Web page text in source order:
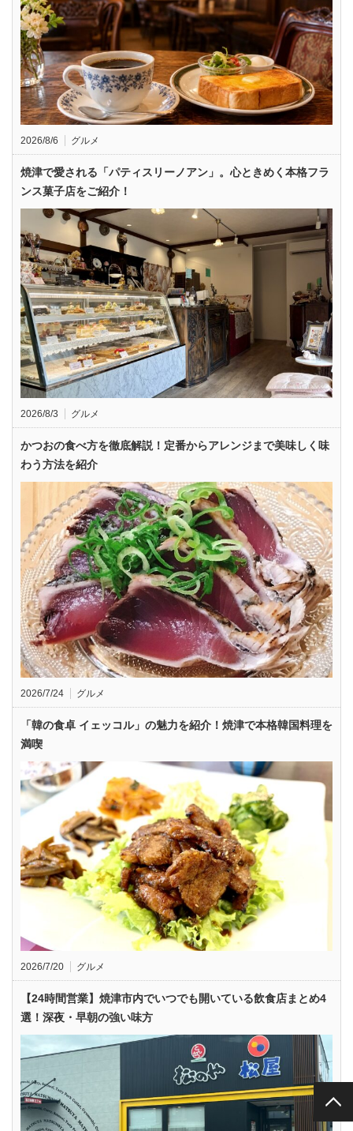
2026/8/6 グルメ
焼津で愛される「パティスリーノアン」。心ときめく本格フラ
ンス菓子店をご紹介！
2026/8/3 グルメ
かつおの食べ方を徹底解説！定番からアレンジまで美味しく味
わう方法を紹介
2026/7/24 グルメ
「韓の食卓 イェッコル」の魅力を紹介！焼津で本格韓国料理を
満喫
2026/7/20 グルメ
【24時間営業】焼津市内でいつでも開いている飲食店まとめ4
選！深夜・早朝の強い味方
PAGE TOP